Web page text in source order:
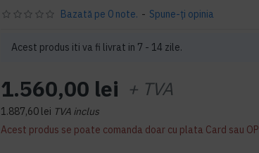
Acest produs iti va fi livrat in 7 - 14 zile.
Bazată pe 0 note. - Spune-ţi opinia
1.560,00 lei + TVA
1.887,60 lei TVA inclus
Acest produs se poate comanda doar cu plata Card sau OP